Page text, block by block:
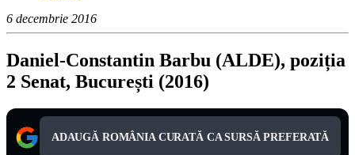
6 decembrie 2016
Daniel-Constantin Barbu (ALDE), poziția
2 Senat, București (2016)
ADAUGĂ ROMÂNIA CURATĂ CA SURSĂ PREFERATĂ